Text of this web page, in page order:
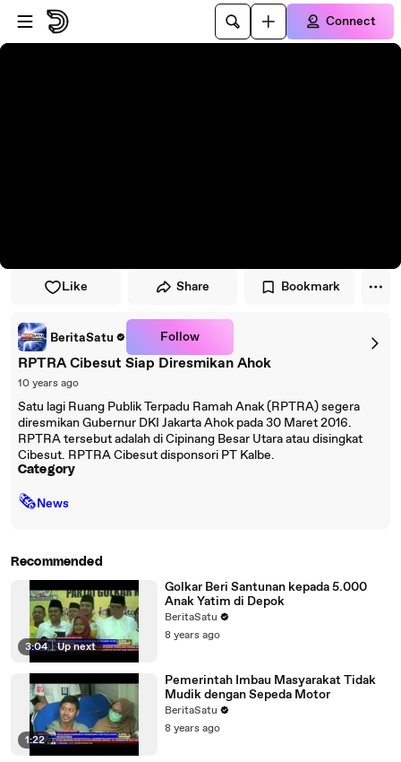
Skip to player
Skip to main content
Connect
Like Share Bookmark
BeritaSatu Follow
RPTRA Cibesut Siap Diresmikan Ahok
10 years ago
Satu lagi Ruang Publik Terpadu Ramah Anak (RPTRA) segera
diresmikan Gubernur DKI Jakarta Ahok pada 30 Maret 2016.
RPTRA tersebut adalah di Cipinang Besar Utara atau disingkat
Cibesut. RPTRA Cibesut disponsori PT Kalbe.
Category
🗞News
Recommended
3:04 | Up next
Golkar Beri Santunan kepada 5.000
Anak Yatim di Depok
BeritaSatu
8 years ago
1:22
Pemerintah Imbau Masyarakat Tidak
Mudik dengan Sepeda Motor
BeritaSatu
8 years ago